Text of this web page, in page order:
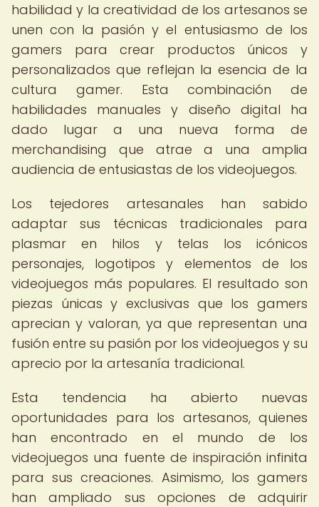
habilidad y la creatividad de los artesanos se
unen con la pasión y el entusiasmo de los
gamers para crear productos únicos y
personalizados que reflejan la esencia de la
cultura gamer. Esta combinación de
habilidades manuales y diseño digital ha
dado lugar a una nueva forma de
merchandising que atrae a una amplia
audiencia de entusiastas de los videojuegos.
Los tejedores artesanales han sabido
adaptar sus técnicas tradicionales para
plasmar en hilos y telas los icónicos
personajes, logotipos y elementos de los
videojuegos más populares. El resultado son
piezas únicas y exclusivas que los gamers
aprecian y valoran, ya que representan una
fusión entre su pasión por los videojuegos y su
aprecio por la artesanía tradicional.
Esta tendencia ha abierto nuevas
oportunidades para los artesanos, quienes
han encontrado en el mundo de los
videojuegos una fuente de inspiración infinita
para sus creaciones. Asimismo, los gamers
han ampliado sus opciones de adquirir